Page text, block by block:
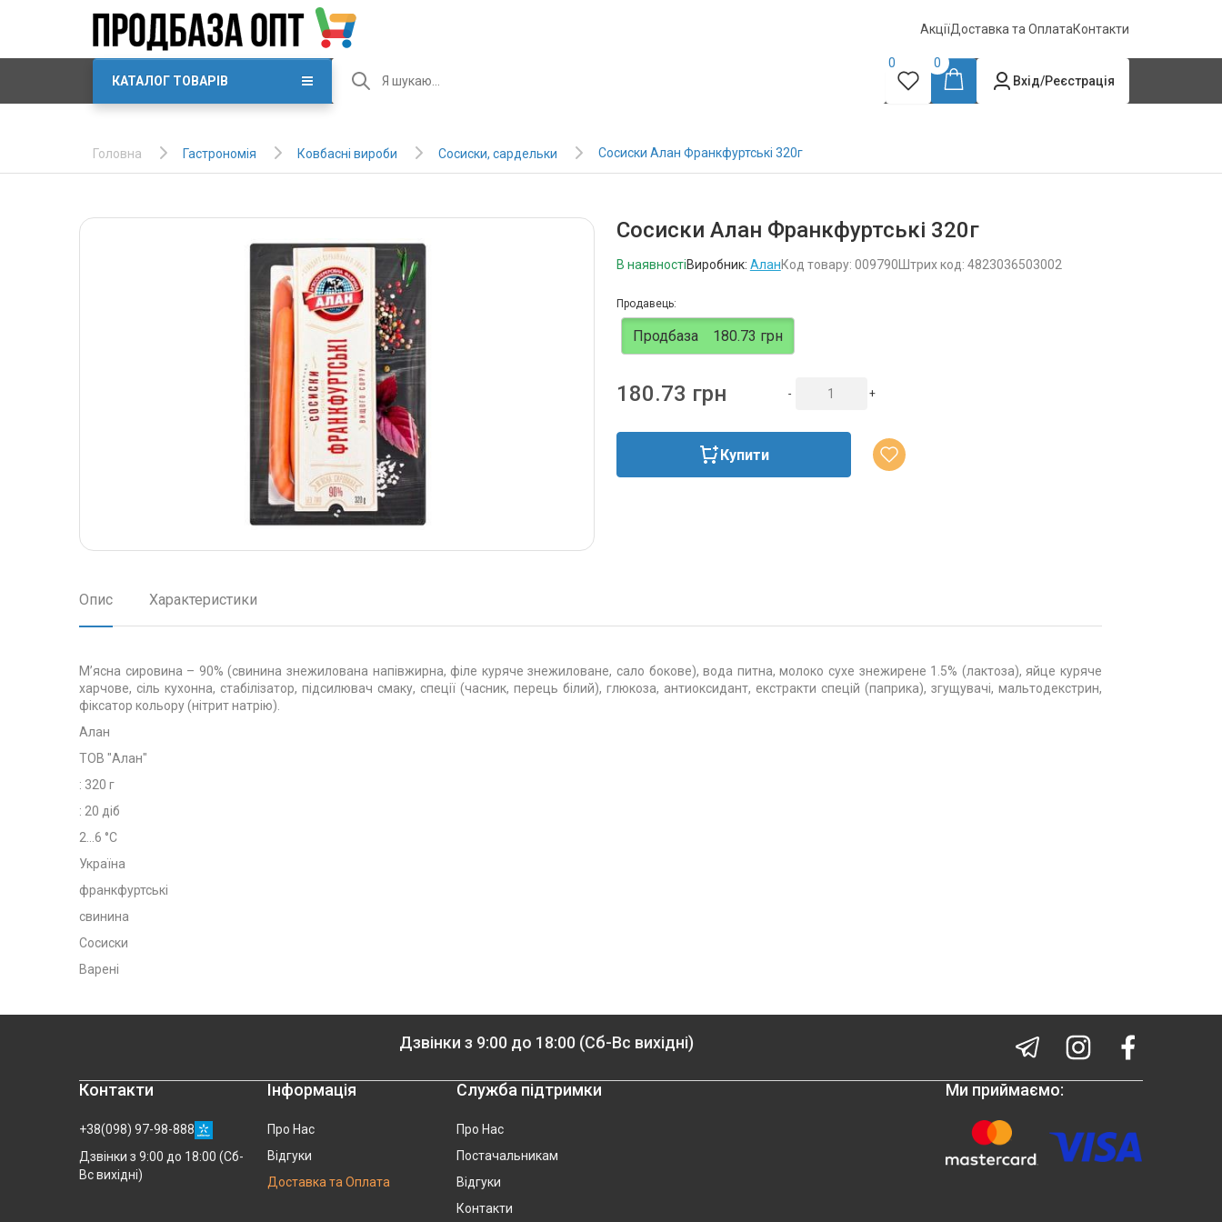
АкціїДоставка та ОплатаКонтакти
КАТАЛОГ ТОВАРІВ
0
0
Вхід/Реєстрація
Головна Гастрономія Ковбасні вироби Сосиски, сардельки Сосиски Алан Франкфуртські 320г
Сосиски Алан Франкфуртські 320г
В наявностіВиробник: АланКод товару: 009790 Штрих код: 4823036503002
Продавець:
Продбаза 180.73 грн
180.73 грн - +
Купити
Опис Характеристики
М’ясна сировина – 90% (свинина знежилована напівжирна, філе куряче знежиловане, сало бокове), вода питна, молоко сухе знежирене 1.5% (лактоза), яйце куряче
харчове, сіль кухонна, стабілізатор, підсилювач смаку, спеції (часник, перець білий), глюкоза, антиоксидант, екстракти спецій (паприка), згущувачі, мальтодекстрин,
фіксатор кольору (нітрит натрію).
Алан
ТОВ "Алан"
: 320 г
: 20 діб
2...6 °C
Україна
франкфуртські
свинина
Сосиски
Варені
Дзвінки з 9:00 до 18:00 (Сб-Вс вихідні)
Контакти
+38(098) 97-98-888
Дзвінки з 9:00 до 18:00 (Сб-
Вс вихідні)
Інформація
Про Нас
Відгуки
Доставка та Оплата
Служба підтримки
Про Нас
Постачальникам
Відгуки
Контакти
Ми приймаємо: